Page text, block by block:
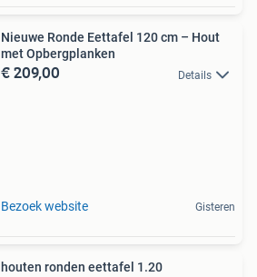
Nieuwe Ronde Eettafel 120 cm – Hout
met Opbergplanken
€ 209,00 Details
Bezoek website Gisteren
houten ronden eettafel 1.20